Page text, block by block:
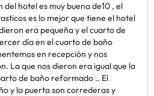
hotel es muy buena de10 , el
es lo mejor que tiene el hotel
era pequeña y el cuarto de
día en el cuarto de baño
en recepción y nos
La que nos dieron era igual que la
de baño reformado .. El
y la puerta son correderas y